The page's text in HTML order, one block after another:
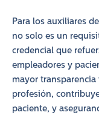
Para los auxiliares
no solo es un
credencial que
empleadores y
mayor
profesión,
paciente, y